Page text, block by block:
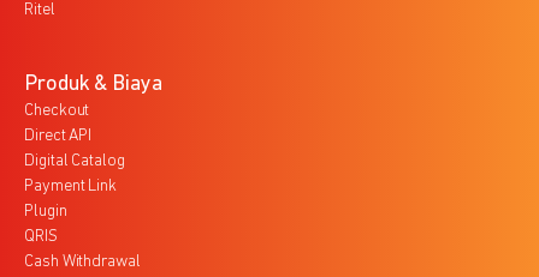
Ritel
Produk & Biaya
Checkout
Direct API
Digital Catalog
Payment Link
Plugin
QRIS
Cash Withdrawal